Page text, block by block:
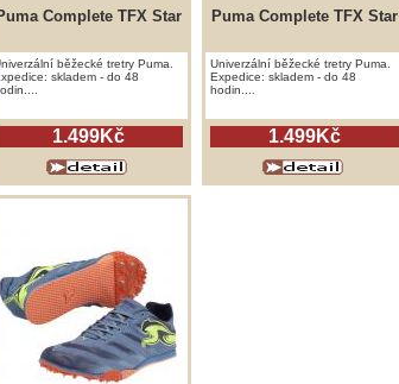
Complete TFX Star
běžecké tretry Puma.
skladem - do 48
1.499Kč
Puma Complete TFX Star
Univerzální běžecké tretry Puma.
Expedice: skladem - do 48
hodin....
1.499Kč